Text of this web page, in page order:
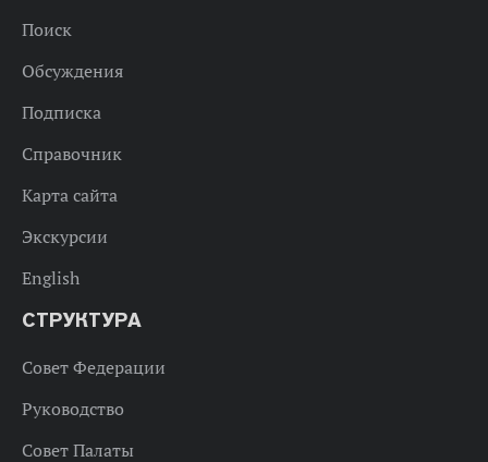
Поиск
Обсуждения
Подписка
Справочник
Карта сайта
Экскурсии
English
СТРУКТУРА
Совет Федерации
Руководство
Совет Палаты